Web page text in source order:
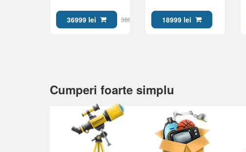
webOS, Black
36999 lei 38999 lei
Google TV, Black
18999 lei
Cumperi foarte simplu